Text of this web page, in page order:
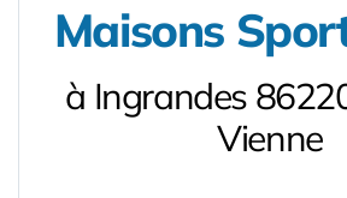
Maisons
à Ingrandes
Vienne